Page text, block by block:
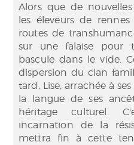
Alors que de
les éleveurs de
routes de
sur une falaise pour
bascule dans le vide.
dispersion du clan
tard, Lise, arrachée à
la langue de ses
héritage culturel.
incarnation de la
mettra fin à cette